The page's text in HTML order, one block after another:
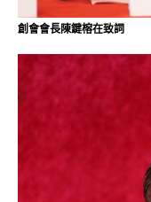
創會會長陳鍵榕在致詞